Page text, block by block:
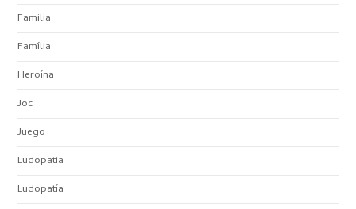
Familia
Família
Heroína
Joc
Juego
Ludopatia
Ludopatía